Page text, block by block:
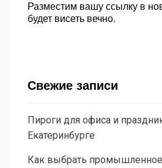
Разместим вашу ссылку в
будет висеть вечно.
Свежие записи
Пироги для офиса и
Екатеринбурге
Как выбрать